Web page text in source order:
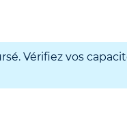
Vérifiez vos